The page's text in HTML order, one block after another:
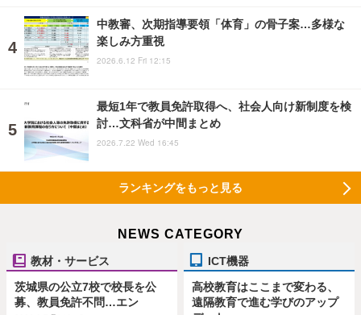
中教審、次期指導要領「体育」の骨子案…多様な
楽しみ方重視
2026.6.12 Fri 12:15
最短1年で教員免許取得へ、社会人向け新制度を検
討…文科省が中間まとめ
2026.7.22 Wed 16:45
ランキングをもっと見る
NEWS CATEGORY
教材・サービス
茨城県の公立7校で校長を公
募、教員免許不問…エン
ICT機器
高校教育はここまで変わる、
遠隔教育で進む学びのアップ